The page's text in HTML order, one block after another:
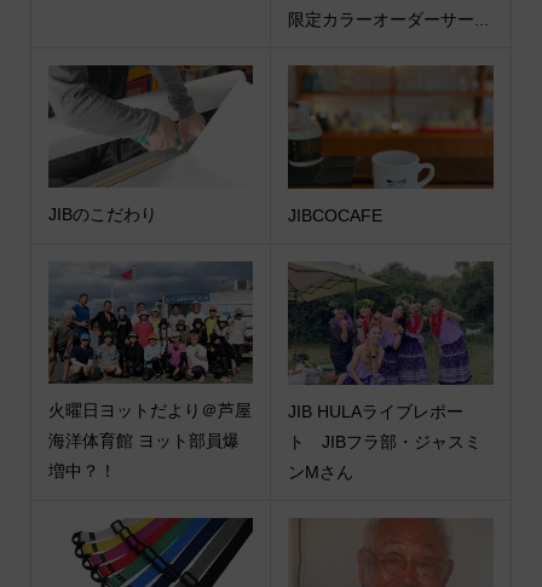
限定カラーオーダーサー...
JIBのこだわり JIBCOCAFE
火曜日ヨットだより＠芦屋
海洋体育館 ヨット部員爆
増中？！
JIB HULAライブレポー
ト JIBフラ部・ジャスミ
ンMさん